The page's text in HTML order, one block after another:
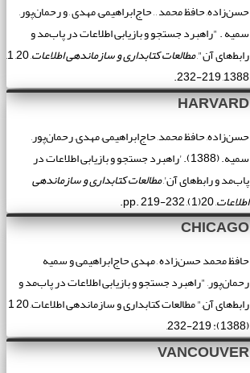
حسن‌زاده, حافظ محمد , , حاج‌ابراهیمی, مهدی , و رحمان‌پور,
سمیه . "راهبرد جستجو و بازیابی اطلاعات در پاب‌مد و
رابط‌های آن",مطالعات کتابداری و سازماندهی اطلاعات
, 20, 1,
1388, 219-232.
HARVARD
حسن‌زاده, حافظ محمد, حاج‌ابراهیمی, مهدی, رحمان‌پور,
سمیه. (1388). 'راهبرد جستجو و بازیابی اطلاعات در
پاب‌مد و رابط‌های آن',مطالعات کتابداری و سازماندهی
اطلاعات, 20(1), pp. 219-232.
CHICAGO
حافظ محمد حسن‌زاده , مهدی حاج‌ابراهیمی و سمیه
رحمان‌پور, "راهبرد جستجو و بازیابی اطلاعات در پاب‌مد و
رابط‌های آن," مطالعات کتابداری و سازماندهی اطلاعات, 20 1
(1388): 219-232,
VANCOUVER